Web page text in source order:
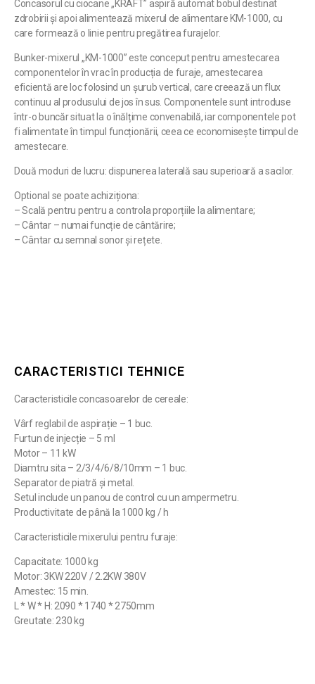
Concasorul cu ciocane „KRAFT” aspiră automat bobul destinat
zdrobirii și apoi alimentează mixerul de alimentare KM-1000, cu
care formează o linie pentru pregătirea furajelor.
Bunker-mixerul „KM-1000” este conceput pentru amestecarea
componentelor în vrac în producția de furaje, amestecarea
eficientă are loc folosind un șurub vertical, care creează un flux
continuu al produsului de jos în sus. Componentele sunt introduse
într-o buncăr situat la o înălțime convenabilă, iar componentele pot
fi alimentate în timpul funcționării, ceea ce economisește timpul de
amestecare.
Două moduri de lucru: dispunerea laterală sau superioară a sacilor.
Optional se poate achiziționa:
– Scală pentru pentru a controla proporțiile la alimentare;
– Cântar – numai funcție de cântărire;
– Cântar cu semnal sonor și rețete.
CARACTERISTICI TEHNICE
Caracteristicile concasoarelor de cereale:
Vârf reglabil de aspirație – 1 buc.
Furtun de injecție – 5 ml
Motor – 11 kW
Diamtru sita – 2/3/4/6/8/10mm – 1 buc.
Separator de piatră și metal.
Setul include un panou de control cu ​​un ampermetru.
Productivitate de până la 1000 kg / h
Caracteristicile mixerului pentru furaje:
Capacitate: 1000 kg
Motor: 3KW 220V / 2.2KW 380V
Amestec: 15 min.
L * W * H: 2090 * 1740 * 2750mm
Greutate: 230 kg